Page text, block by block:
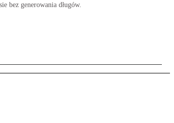
bez generowania długów.